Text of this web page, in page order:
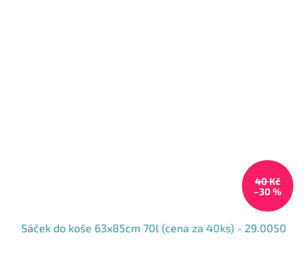
40 Kč
–30 %
Sáček do koše 63x85cm 70l (cena za 40ks) - 29.0050